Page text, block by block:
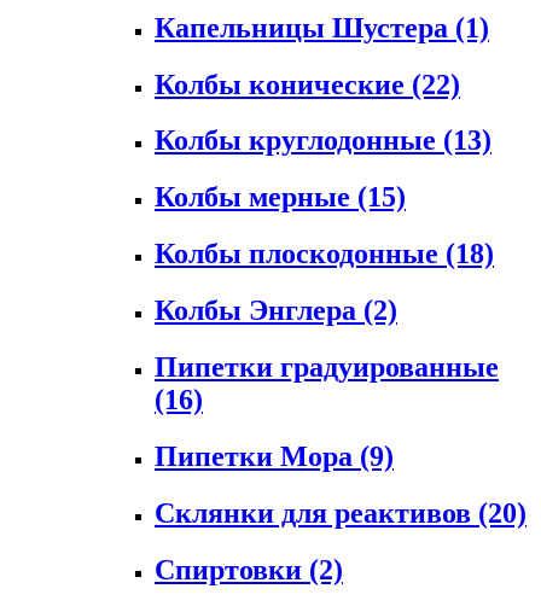
Капельницы Шустера (1)
Колбы конические (22)
Колбы круглодонные (13)
Колбы мерные (15)
Колбы плоскодонные (18)
Колбы Энглера (2)
Пипетки градуированные
(16)
Пипетки Мора (9)
Склянки для реактивов (20)
Спиртовки (2)